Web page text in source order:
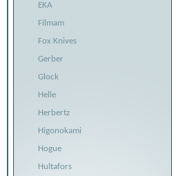
EKA
Filmam
Fox Knives
Gerber
Glock
Helle
Herbertz
Higonokami
Hogue
Hultafors